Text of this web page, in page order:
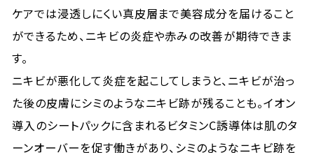
ケアでは浸透しにくい真皮層まで美容成分を届けること
ができるため、ニキビの炎症や赤みの改善が期待できま
す。
ニキビが悪化して炎症を起こしてしまうと、ニキビが治っ
た後の皮膚にシミのようなニキビ跡が残ることも。イオン
導入のシートパックに含まれるビタミンC誘導体は肌のタ
ーンオーバーを促す働きがあり、シミのようなニキビ跡を